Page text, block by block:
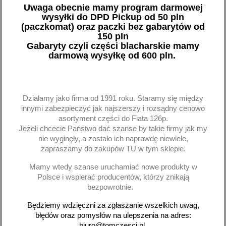
6,21 zł brutto
Dodaj
+
284,63 zł brutto
Dodaj
-
Przełącznik kierownicy Fiat
favorite_border
Tapicerka boczna lewa +
prawa Fiat 500 ochra
favorite_border
Uwaga obecnie mamy program darmowej
wysyłki do DPD Pickup od 50 pln
(paczkomat) oraz paczki bez gabarytów od
150 pln
Gabaryty czyli części blacharskie mamy
darmową wysyłkę od 600 pln.
Działamy jako firma od 1991 roku. Staramy się między
innymi zabezpieczyć jak najszerszy i rozsądny cenowo
asortyment części do Fiata 126p.
Jeżeli chcecie Państwo dać szanse by takie firmy jak my
nie wyginęły, a zostało ich naprawdę niewiele,
zapraszamy do zakupów TU w tym sklepie.
Mamy wtedy szanse uruchamiać nowe produkty w
Polsce i wspierać producentów, którzy znikają
bezpowrotnie.
Będziemy wdzięczni za zgłaszanie wszelkich uwag,
błędów oraz pomysłów na ulepszenia na adres: